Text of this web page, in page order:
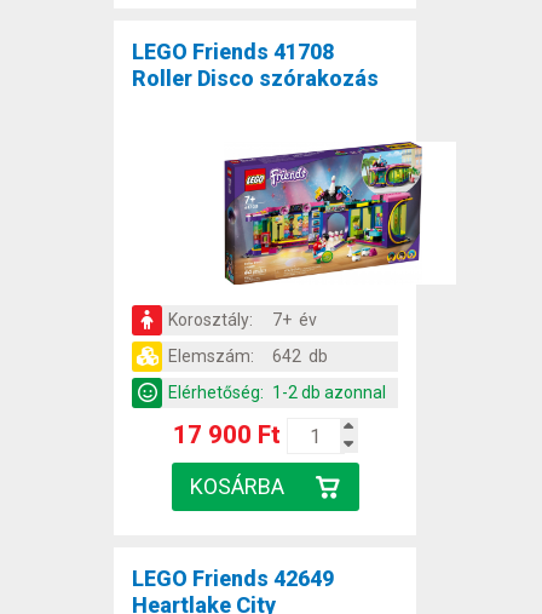
LEGO Friends 41708
Roller Disco szórakozás
Korosztály:
7+ év
Elemszám:
642 db
Elérhetőség: 1-2 db azonnal
17 900 Ft
LEGO Friends 42649
Heartlake City